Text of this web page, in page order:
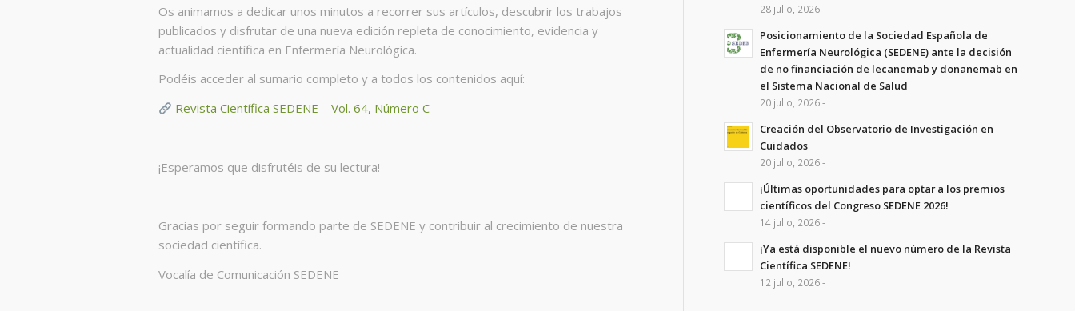
Os animamos a dedicar unos minutos a recorrer sus artículos, descubrir los trabajos
publicados y disfrutar de una nueva edición repleta de conocimiento, evidencia y
actualidad científica en Enfermería Neurológica.
Podéis acceder al sumario completo y a todos los contenidos aquí:
Revista Científica SEDENE – Vol. 64, Número C
¡Esperamos que disfrutéis de su lectura!
Gracias por seguir formando parte de SEDENE y contribuir al crecimiento de nuestra
sociedad científica.
Vocalía de Comunicación SEDENE
28 julio, 2026 -
Posicionamiento de la Sociedad Española de
Enfermería Neurológica (SEDENE) ante la decisión
de no financiación de lecanemab y donanemab en
el Sistema Nacional de Salud
20 julio, 2026 -
Creación del Observatorio de Investigación en
Cuidados
20 julio, 2026 -
¡Últimas oportunidades para optar a los premios
científicos del Congreso SEDENE 2026!
14 julio, 2026 -
¡Ya está disponible el nuevo número de la Revista
Científica SEDENE!
12 julio, 2026 -